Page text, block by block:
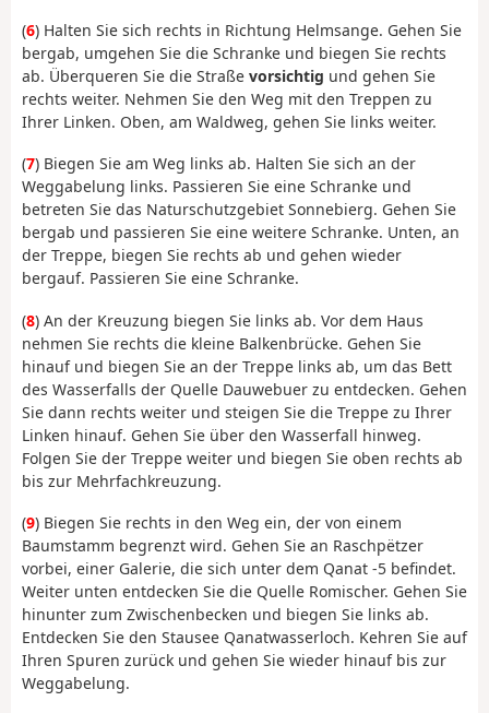
(6) Halten Sie sich rechts in Richtung Helmsange. Gehen Sie
bergab, umgehen Sie die Schranke und biegen Sie rechts
ab. Überqueren Sie die Straße vorsichtig und gehen Sie
rechts weiter. Nehmen Sie den Weg mit den Treppen zu
Ihrer Linken. Oben, am Waldweg, gehen Sie links weiter.
(7) Biegen Sie am Weg links ab. Halten Sie sich an der
Weggabelung links. Passieren Sie eine Schranke und
betreten Sie das Naturschutzgebiet Sonnebierg. Gehen Sie
bergab und passieren Sie eine weitere Schranke. Unten, an
der Treppe, biegen Sie rechts ab und gehen wieder
bergauf. Passieren Sie eine Schranke.
(8) An der Kreuzung biegen Sie links ab. Vor dem Haus
nehmen Sie rechts die kleine Balkenbrücke. Gehen Sie
hinauf und biegen Sie an der Treppe links ab, um das Bett
des Wasserfalls der Quelle Dauwebuer zu entdecken. Gehen
Sie dann rechts weiter und steigen Sie die Treppe zu Ihrer
Linken hinauf. Gehen Sie über den Wasserfall hinweg.
Folgen Sie der Treppe weiter und biegen Sie oben rechts ab
bis zur Mehrfachkreuzung.
(9) Biegen Sie rechts in den Weg ein, der von einem
Baumstamm begrenzt wird. Gehen Sie an Raschpëtzer
vorbei, einer Galerie, die sich unter dem Qanat -5 befindet.
Weiter unten entdecken Sie die Quelle Romischer. Gehen Sie
hinunter zum Zwischenbecken und biegen Sie links ab.
Entdecken Sie den Stausee Qanatwasserloch. Kehren Sie auf
Ihren Spuren zurück und gehen Sie wieder hinauf bis zur
Weggabelung.